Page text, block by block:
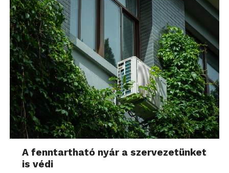
A fenntartható nyár a szervezetünket
is védi